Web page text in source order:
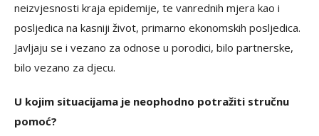
neizvjesnosti kraja epidemije, te vanrednih mjera kao i
posljedica na kasniji život, primarno ekonomskih posljedica.
Javljaju se i vezano za odnose u porodici, bilo partnerske,
bilo vezano za djecu.
U kojim situacijama je neophodno potražiti stručnu
pomoć?